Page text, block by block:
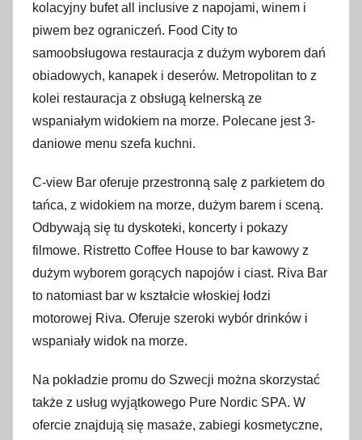
kolacyjny bufet all inclusive z napojami, winem i
piwem bez ograniczeń. Food City to
samoobsługowa restauracja z dużym wyborem dań
obiadowych, kanapek i deserów. Metropolitan to z
kolei restauracja z obsługą kelnerską ze
wspaniałym widokiem na morze. Polecane jest 3-
daniowe menu szefa kuchni.
C-view Bar oferuje przestronną salę z parkietem do
tańca, z widokiem na morze, dużym barem i sceną.
Odbywają się tu dyskoteki, koncerty i pokazy
filmowe. Ristretto Coffee House to bar kawowy z
dużym wyborem gorących napojów i ciast. Riva Bar
to natomiast bar w kształcie włoskiej łodzi
motorowej Riva. Oferuje szeroki wybór drinków i
wspaniały widok na morze.
Na pokładzie promu do Szwecji można skorzystać
także z usług wyjątkowego Pure Nordic SPA. W
ofercie znajdują się masaże, zabiegi kosmetyczne,